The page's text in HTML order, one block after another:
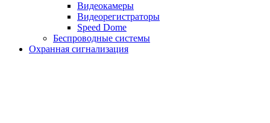
Видеокамеры
Видеорегистраторы
Speed Dome
Беспроводные системы
Охранная сигнализация